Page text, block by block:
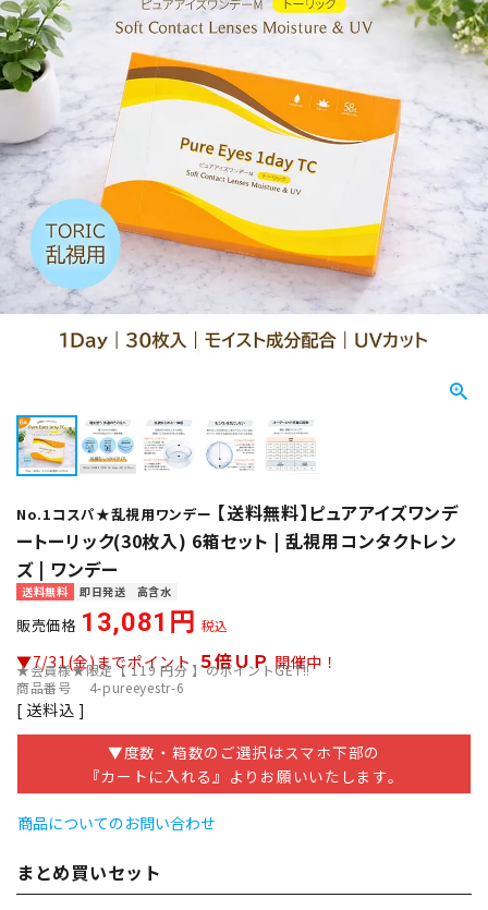
No.1コスパ★乱視用ワンデー 【送料無料】ピュアアイズワンデ
ートーリック(30枚入) 6箱セット | 乱視用コンタクトレン
ズ | ワンデー
送料無料 即日発送 高含水
販売価格 13,081 税込
▼7/31(金)までポイント ５倍ＵＰ 開催中！
★会員様★限定【 119 円分 】のポイントGET!!
商品番号
4-pureeyestr-6
送料込
▼度数・箱数のご選択はスマホ下部の
『カートに入れる』よりお願いいたします。
商品についてのお問い合わせ
まとめ買いセット